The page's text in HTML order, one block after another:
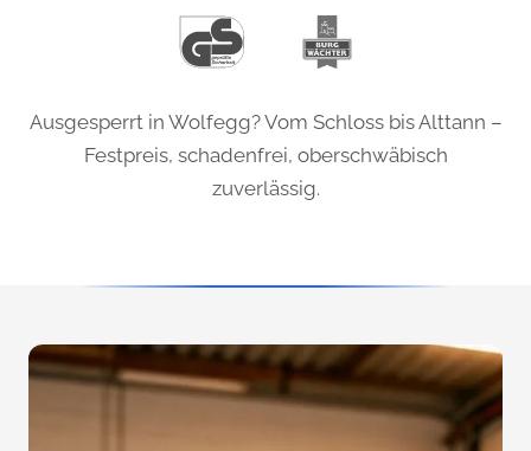
Ausgesperrt in Wolfegg? Vom Schloss bis Alttann –
Festpreis, schadenfrei, oberschwäbisch
zuverlässig.